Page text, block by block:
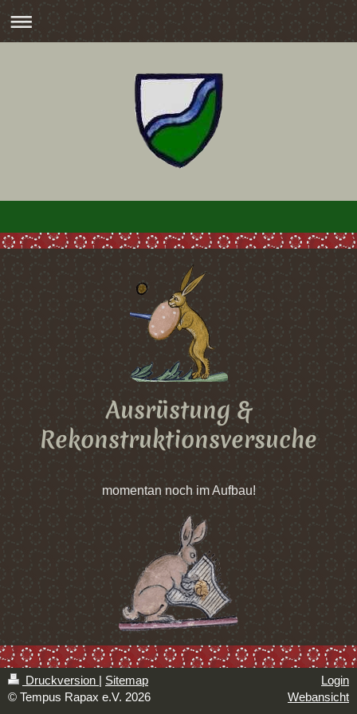
Ausrüstung &
Rekonstruktionsversuche
momentan noch im Aufbau!
Druckversion | Sitemap
© Tempus Rapax e.V. 2026
Login
Webansicht